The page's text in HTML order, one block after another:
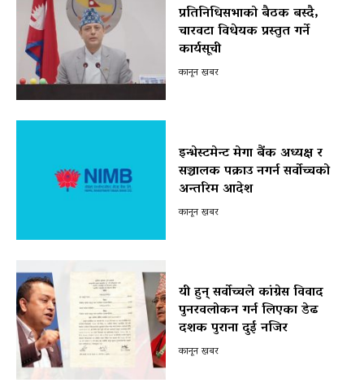
प्रतिनिधिसभाको बैठक बस्दै,
चारवटा विधेयक प्रस्तुत गर्ने
कार्यसूची
कानून खबर
इन्भेस्टमेन्ट मेगा बैंक अध्यक्ष र
सञ्चालक पक्राउ नगर्न सर्वोच्चको
अन्तरिम आदेश
कानून खबर
यी हुन् सर्वोच्चले कांग्रेस विवाद
पुनरवलोकन गर्न लिएका डेढ
दशक पुराना दुई नजिर
कानून खबर